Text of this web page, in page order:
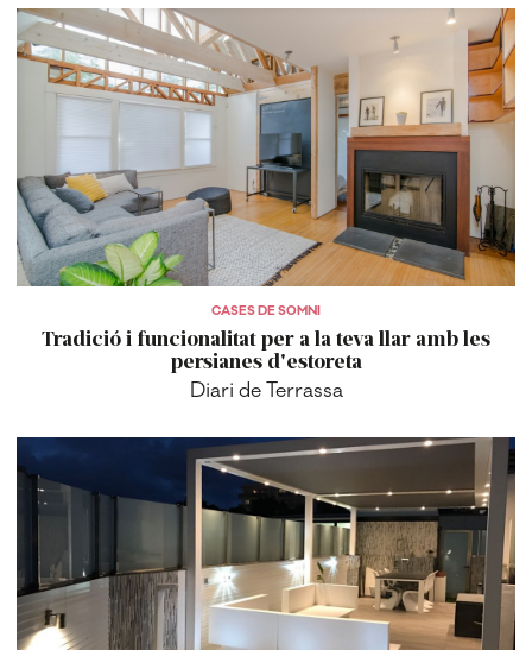
CASES DE SOMNI
Tradició i funcionalitat per a la teva llar amb les
persianes d'estoreta
Diari de Terrassa